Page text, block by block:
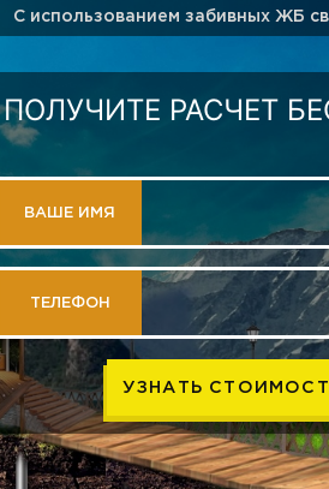
С использованием забивных ЖБ
ПОЛУЧИТЕ РАСЧЕТ
ВАШЕ ИМЯ
ТЕЛЕФОН